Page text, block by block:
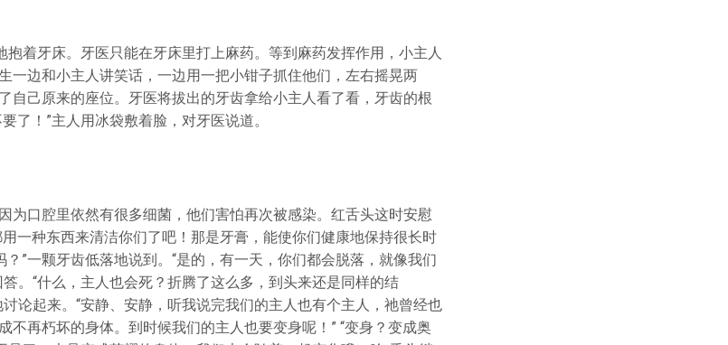
抱着牙床。牙医只能在牙床里打上麻药。等到麻药发挥作用，小主人
一边和小主人讲笑话，一边用一把小钳子抓住他们，左右摇晃两
自己原来的座位。牙医将拔出的牙齿拿给小主人看了看，牙齿的根
了！”主人用冰袋敷着脸，对牙医说道。
为口腔里依然有很多细菌，他们害怕再次被感染。红舌头这时安慰
一种东西来清洁你们了吧！那是牙膏，能使你们健康地保持很长时
？”一颗牙齿低落地说到。“是的，有一天，你们都会脱落，就像我们
。“什么，主人也会死？折腾了这么多，到头来还是同样的结
论起来。“安静、安静，听我说完我们的主人也有个主人，祂曾经也
不再朽坏的身体。到时候我们的主人也要变身呢！” “变身？变成奥